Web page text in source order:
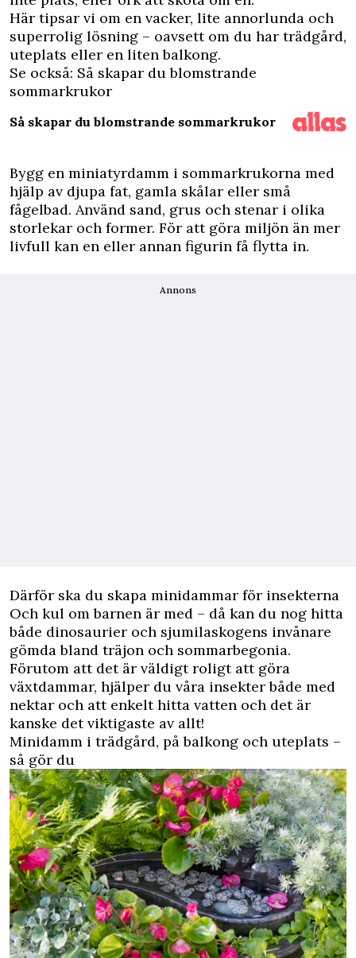
Här tipsar vi om en vacker, lite annorlunda och
superrolig lösning – oavsett om du har trädgård,
uteplats eller en liten balkong.
Se också: Så skapar du blomstrande
sommarkrukor
Så skapar du blomstrande sommarkrukor
Bygg en miniatyrdamm i sommarkrukorna med
hjälp av djupa fat, gamla skålar eller små
fågelbad. Använd sand, grus och stenar i olika
storlekar och former. För att göra miljön än mer
livfull kan en eller annan figurin få flytta in.
Annons
Därför ska du skapa minidammar för insekterna
Och kul om barnen är med – då kan du nog hitta
både dinosaurier och sjumilaskogens invånare
gömda bland träjon och sommarbegonia.
Förutom att det är väldigt roligt att göra
växtdammar, hjälper du våra insekterbåde med
nektar och att enkelt hitta vatten och det är
kanske det viktigaste av allt!
Minidamm i trädgård, på balkong och uteplats –
så gör du